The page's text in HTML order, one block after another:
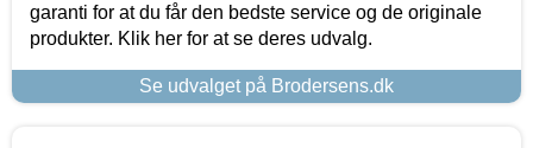
garanti for at du får den bedste service og de originale
produkter. Klik her for at se deres udvalg.
Se udvalget på Brodersens.dk